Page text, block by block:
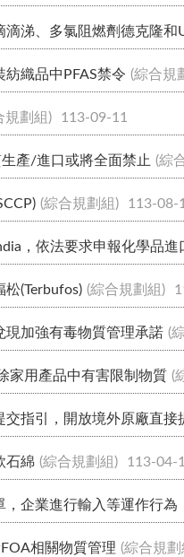
滴涕、多氯阻燃劑德克隆和
織品中PFAS禁令 (綜合規
規劃組) 113-09-11
產/進口或將全面禁止 (綜
(綜合規劃組) 113-08-
，依法要求申報化學品進
(Terbufos) (綜合規劃組)
現加強有毒物質管理承諾 (
家用產品中有害限制物質 (
指引，開放境外原廠直接
石綿 (綜合規劃組) 113-04-
企業進行輸入等運作行為
相關物質管理 (綜合規劃